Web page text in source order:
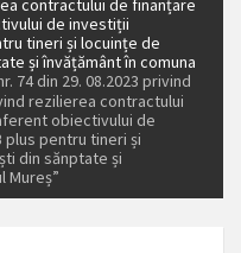
contractului de finanțare
de investiții
tineri și locuințe de
și învățământ în comuna
74 din 29. 08.2023 privind
rezilierea contractului
obiectivului de
plus pentru tineri și
din sănptate și
Mureș”